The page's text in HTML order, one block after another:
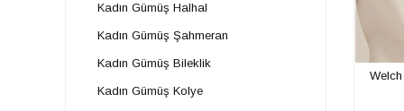
Kadın Gümüş Halhal
Kadın Gümüş Şahmeran
Kadın Gümüş Bileklik
Kadın Gümüş Kolye